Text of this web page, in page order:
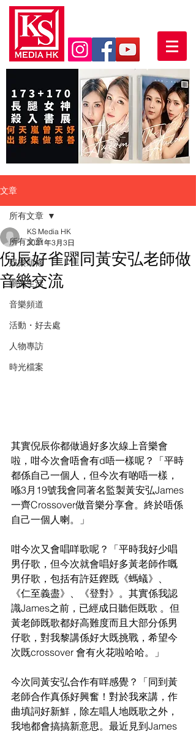
文章
所有文章
娛樂頭條
潮流生活
音樂頻道
活動・好去處
人物專訪
時光檔案
所有文章
倪辰好雀躍同黃安弘老師做
音樂交流
KS Media HK
2021年3月3日
其實倪辰你都做過好多次線上音樂會
啦，咁今次會唔會有d唔一樣呢？「平時
都係自己一個人，但今次有啲唔一樣，
喺3月19號我會同著名監製黃安弘James
一齊Crossover做音樂分享會。終於唔係
自己一個人喇。」
咁今次又會唱咩歌呢？「平時我好少唱
男仔歌，但今次就會唱好多黃老師作嘅
男仔歌，包括有許廷鏗既《螞蟻》、
《仁至義盡》、《登對》。其實係我認
識James之前，已經成日聽佢既歌 。但
黃老師既歌都好高難度而且大部分係男
仔歌，對我黎講係好大既挑戰，希望今
次既crossover 會有火花啦哈哈。」
今次同黃安弘合作有咩感覺？「同到黃
老師合作真係好興奮！對於我來講，作
曲填詞好新鮮，除左唱人地既歌之外，
我地都會搞搞新意思。最近見到James